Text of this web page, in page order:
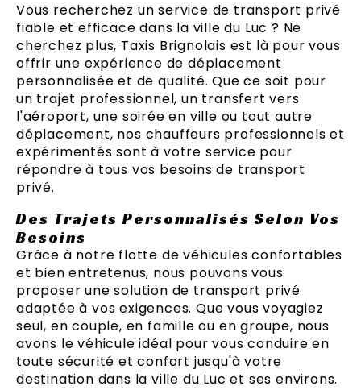
Vous recherchez un service de transport privé
fiable et efficace dans la ville du Luc ? Ne
cherchez plus, Taxis Brignolais est là pour vous
offrir une expérience de déplacement
personnalisée et de qualité. Que ce soit pour
un trajet professionnel, un transfert vers
l'aéroport, une soirée en ville ou tout autre
déplacement, nos chauffeurs professionnels et
expérimentés sont à votre service pour
répondre à tous vos besoins de transport
privé.
Des Trajets Personnalisés Selon Vos
Besoins
Grâce à notre flotte de véhicules confortables
et bien entretenus, nous pouvons vous
proposer une solution de transport privé
adaptée à vos exigences. Que vous voyagiez
seul, en couple, en famille ou en groupe, nous
avons le véhicule idéal pour vous conduire en
toute sécurité et confort jusqu'à votre
destination dans la ville du Luc et ses environs.